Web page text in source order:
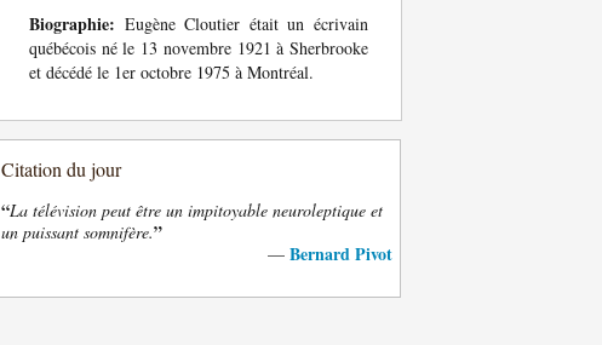
Biographie: Eugène Cloutier était un écrivain
québécois né le 13 novembre 1921 à Sherbrooke
et décédé le 1er octobre 1975 à Montréal.
Citation du jour
“La télévision peut être un impitoyable neuroleptique et
un puissant somnifère.”
— Bernard Pivot